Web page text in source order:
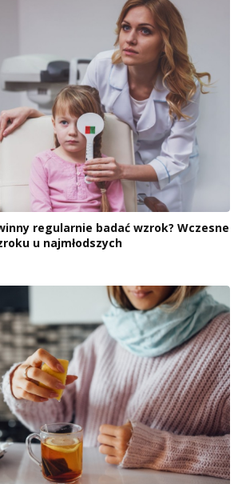
regularnie badać wzrok? Wczesne
u najmłodszych